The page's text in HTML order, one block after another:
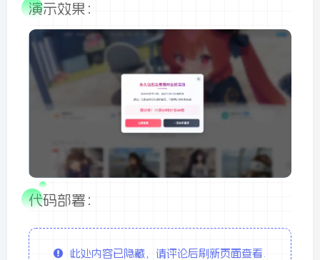
演示效果：
代码部署：
此处内容已隐藏，请评论后刷新页面查看.